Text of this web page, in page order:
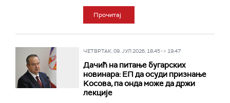
Прочитај
ЧЕТВРТАК, 09. ЈУЛ 2026, 18:45 -> 19:47
Дачић на питање бугарских
новинара: ЕП да осуди признање
Kосова, па онда може да држи
лекције